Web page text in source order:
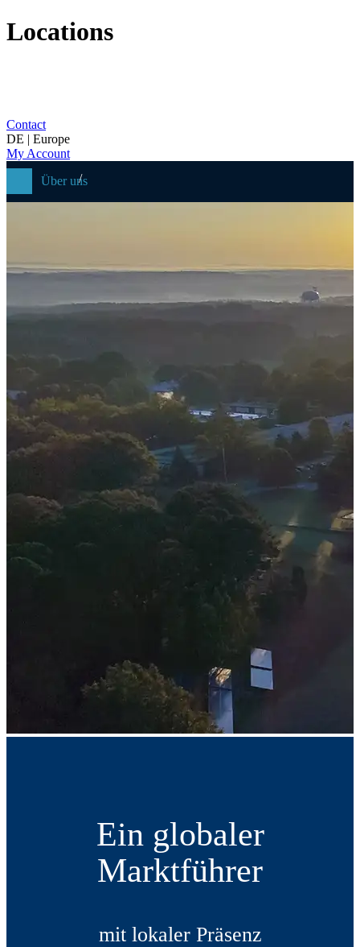
Locations
Contact
DE | Europe
My Account
Über uns
Ein globaler
Marktführer
mit lokaler Präsenz